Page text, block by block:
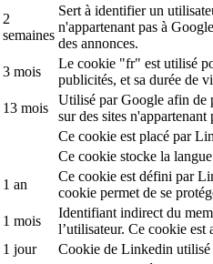
2
semaines
Sert à identifier un
n'appartenant pas à
des annonces.
3 mois
Le cookie "fr" est utilisé
publicités, et sa durée de
13 mois
Utilisé par Google afin de
sur des sites n'appartenant
Ce cookie est placé par
Ce cookie stocke la
1 an
Ce cookie est défini par
cookie permet de se
1 mois
Identifiant indirect du
l’utilisateur. Ce cookie
1 jour
Cookie de Linkedin utilisé